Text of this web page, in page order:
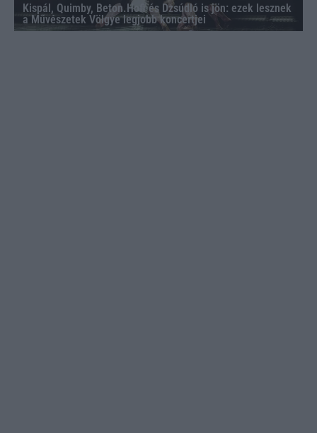
Kispál, Quimby, Beton.Hofi és Dzsúdló is jön: ezek lesznek
a Művészetek Völgye legjobb koncertjei